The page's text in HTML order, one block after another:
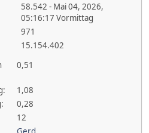
58.542 - Mai 04, 2026,
05:16:17 Vormittag
971
15.154.402
0,51
1,08
0,28
12